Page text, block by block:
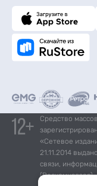
Средство
«Сетевое
21.11.2014
связи,
(Роскомнадзор).